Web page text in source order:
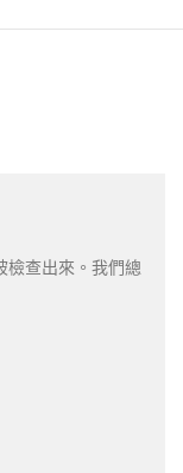
檢查出來。我們總